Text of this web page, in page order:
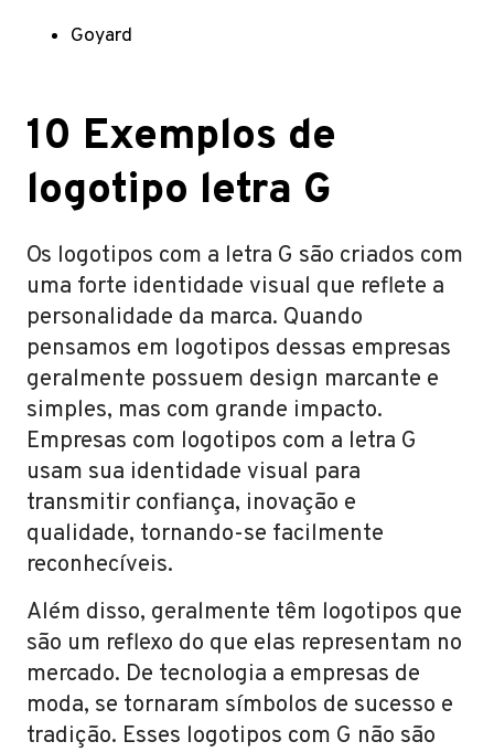
Goyard
10 Exemplos de
logotipo letra G
Os logotipos com a letra G são criados com
uma forte identidade visual que reflete a
personalidade da marca. Quando
pensamos em logotipos dessas empresas
geralmente possuem design marcante e
simples, mas com grande impacto.
Empresas com logotipos com a letra G
usam sua identidade visual para
transmitir confiança, inovação e
qualidade, tornando-se facilmente
reconhecíveis.
Além disso, geralmente têm logotipos que
são um reflexo do que elas representam no
mercado. De tecnologia a empresas de
moda, se tornaram símbolos de sucesso e
tradição. Esses logotipos com G não são